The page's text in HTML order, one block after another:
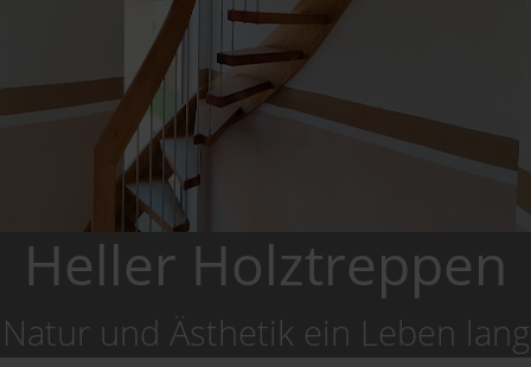
Heller Holztreppen
Natur und Ästhetik ein Leben lang